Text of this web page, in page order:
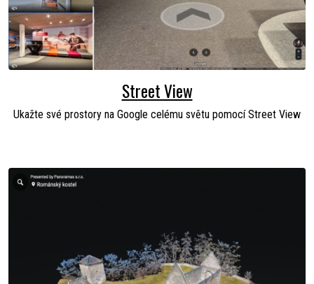
Street View
Ukažte své prostory na Google celému světu pomocí Street View